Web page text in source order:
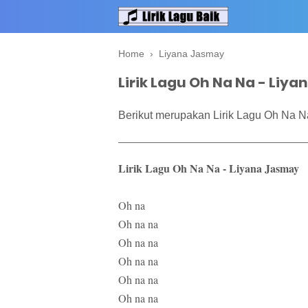
Home › Liyana Jasmay
Lirik Lagu Oh Na Na -
Berikut merupakan Lirik Lagu Oh Na
Lirik Lagu Oh Na Na - Liyana Jasmay
Oh na
Oh na na
Oh na na
Oh na na
Oh na na
Oh na na